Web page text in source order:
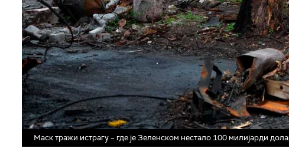
Маск тражи истрагу – где је Зеленском нестало 100 милијарди